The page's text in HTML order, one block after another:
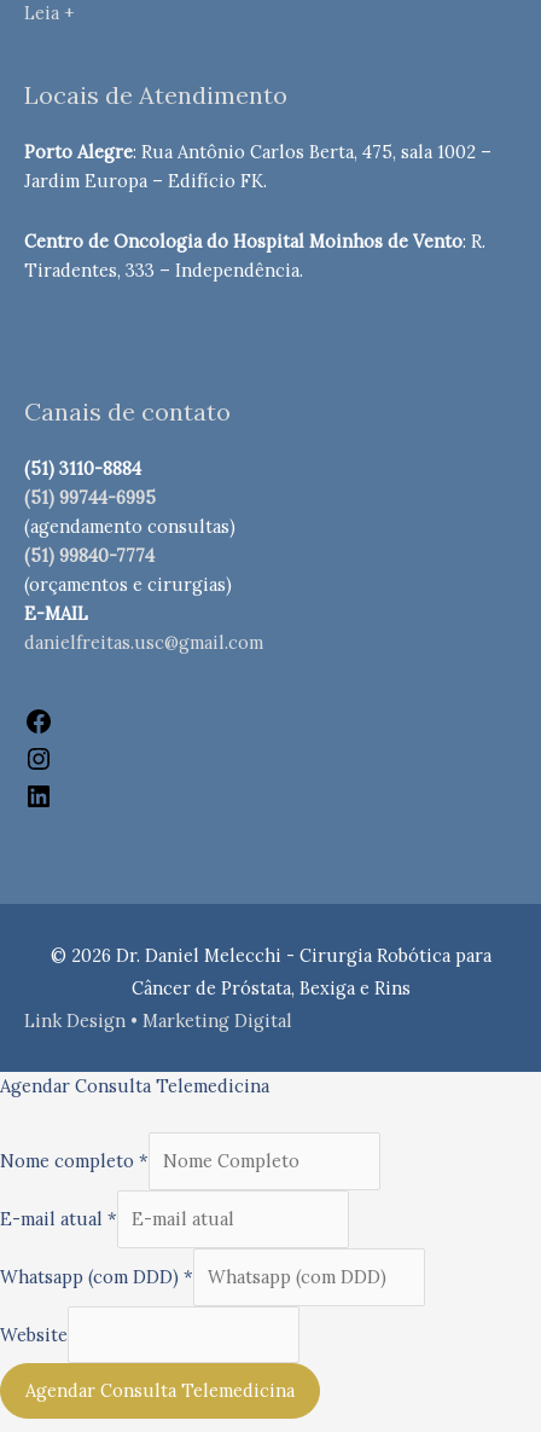
Leia +
Locais de Atendimento
Porto Alegre: Rua Antônio Carlos Berta, 475, sala 1002 –
Jardim Europa – Edifício FK.
Centro de Oncologia do Hospital Moinhos de Vento: R.
Tiradentes, 333 – Independência.
Canais de contato
(51) 3110-8884
(51) 99744-6995
(agendamento consultas)
(51) 99840-7774
(orçamentos e cirurgias)
E-MAIL
danielfreitas.usc@gmail.com
Facebook
Instagram
LinkedIn
© 2026 Dr. Daniel Melecchi - Cirurgia Robótica para
Câncer de Próstata, Bexiga e Rins
Link Design • Marketing Digital
Agendar Consulta Telemedicina
Nome completo *
E-mail atual *
Whatsapp (com DDD) *
Website
Agendar Consulta Telemedicina